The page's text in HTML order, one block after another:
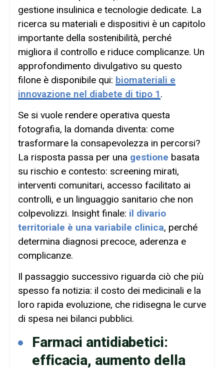
gestione insulinica e tecnologie dedicate. La
ricerca su materiali e dispositivi è un capitolo
importante della sostenibilità, perché
migliora il controllo e riduce complicanze. Un
approfondimento divulgativo su questo
filone è disponibile qui: biomateriali e
innovazione nel diabete di tipo 1.
Se si vuole rendere operativa questa
fotografia, la domanda diventa: come
trasformare la consapevolezza in percorsi?
La risposta passa per una gestione basata
su rischio e contesto: screening mirati,
interventi comunitari, accesso facilitato ai
controlli, e un linguaggio sanitario che non
colpevolizzi. Insight finale: il divario
territoriale è una variabile clinica, perché
determina diagnosi precoce, aderenza e
complicanze.
Il passaggio successivo riguarda ciò che più
spesso fa notizia: il costo dei medicinali e la
loro rapida evoluzione, che ridisegna le curve
di spesa nei bilanci pubblici.
Farmaci antidiabetici:
efficacia, aumento della